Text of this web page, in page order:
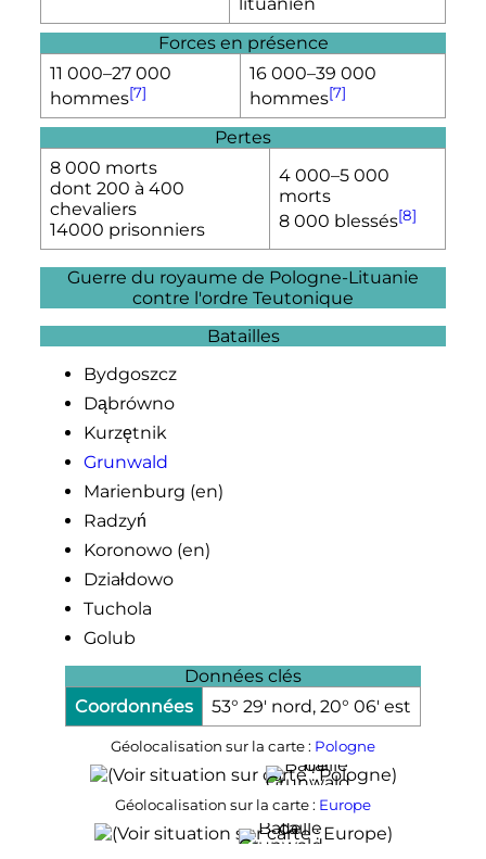
Forces en présence
11 000–27 000
hommes[7]
16 000–39 000
hommes[7]
Pertes
8 000 morts
dont 200 à 400
chevaliers
14000 prisonniers
4 000–5 000
morts
8 000 blessés[8]
Guerre du royaume de Pologne-Lituanie
contre l'ordre Teutonique
Batailles
Bydgoszcz
Dąbrówno
Kurzętnik
Grunwald
Marienburg (en)
Radzyń
Koronowo (en)
Działdowo
Tuchola
Golub
Données clés
Coordonnées
53° 29′ nord, 20° 06′ est
Géolocalisation sur la carte : Pologne
Géolocalisation sur la carte : Europe